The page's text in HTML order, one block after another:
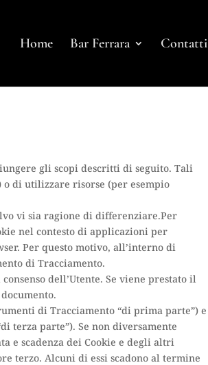
Home Bar Ferrara Contatti
gli scopi descritti di seguito. Tali
di utilizzare risorse (per esempio
vi sia ragione di differenziare.Per
nel contesto di applicazioni per
Per questo motivo, all’interno di
di Tracciamento.
dell’Utente. Se viene prestato il
di Tracciamento “di prima parte”) e
terza parte”). Se non diversamente
e scadenza dei Cookie e degli altri
terzo. Alcuni di essi scadono al termine